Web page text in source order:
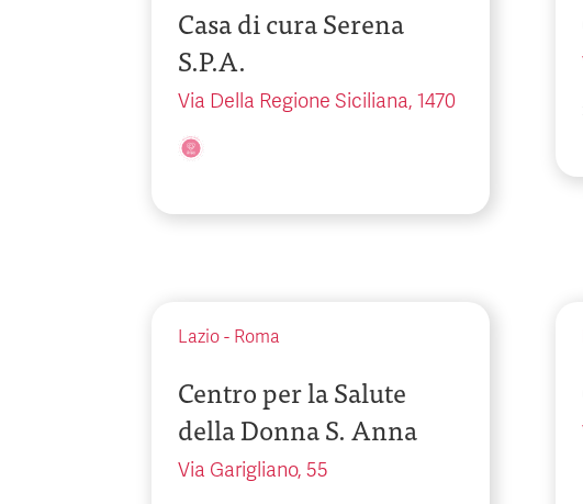
Casa di cura Serena
S.P.A.
Via Della Regione Siciliana, 1470
Lazio - Roma
Centro per la Salute
della Donna S. Anna
Via Garigliano, 55